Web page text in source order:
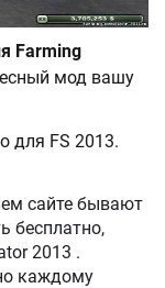
Farming
мод вашу
для FS 2013.
бесплатно,
.
каждому